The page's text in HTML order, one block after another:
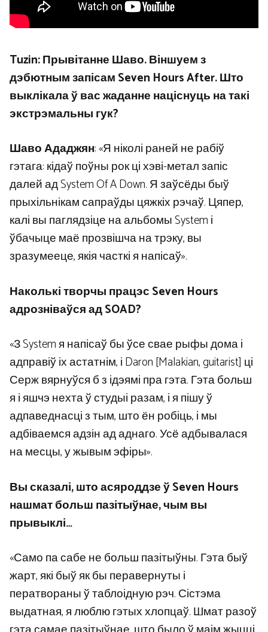
Tuzin: Прывітанне Шаво. Віншуем з
дэбютным запісам Seven Hours After. Што
выклікала ў вас жаданне націснуць на такі
экстрэмальны гук?
Шаво Ададжян: «Я ніколі раней не рабіў
гэтага: кідаў поўны рок ці хэві-метал запіс
далей ад System Of A Down. Я заўсёды быў
прыхільнікам сапраўды цяжкіх рэчаў. Цяпер,
калі вы паглядзіце на альбомы System і
ўбачыце маё прозвішча на трэку, вы
зразумееце, якія часткі я напісаў».
Наколькі творчы працэс Seven Hours
адрозніваўся ад SOAD?
«З System я напісаў бы ўсе свае рыфы дома і
адправіў іх астатнім, і Daron [Malakian, guitarist] ці
Серж вярнуўся б з ідэямі пра гэта. Гэта больш
я і яшчэ нехта ў студыі разам, і я пішу ў
адпаведнасці з тым, што ён робіць, і мы
адбіваемся адзін ад аднаго. Усё адбывалася
на месцы, у жывым эфіры».
Вы сказалі, што асяроддзе ў Seven Hours
нашмат больш пазітыўнае, чым вы
прывыклі…
«Само па сабе не больш пазітыўны. Гэта быў
жарт, які быў як бы перавернуты і
ператвораны ў таблоідную рэч. Сістэма
выдатная, я люблю гэтых хлопцаў. Шмат разоў